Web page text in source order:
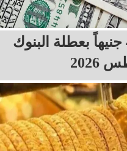
الدولار بـ 49.84 جنيهاً بعطلة البنوك